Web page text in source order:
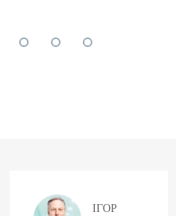
ІГОР